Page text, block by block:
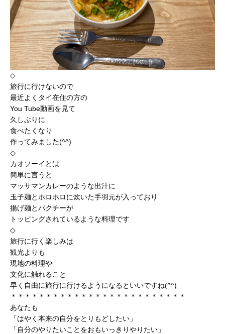
◇
旅行に行けないので
最近よくタイ在住の方の
You Tube動画を見て
久しぶりに
食べたくなり
作ってみました(^^)
◇
カオソーイとは
簡単に言うと
マッサマンカレーのような出汁に
玉子麺とホロホロに炊いた手羽元が入っており
揚げ麺とパクチーが
トッピングされているような料理です
◇
旅行に行く楽しみは
観光よりも
現地の料理や
文化に触れること
早く自由に旅行に行けるようになるといいですね(^^)
＊＊＊＊＊＊＊＊＊＊＊＊＊＊＊＊＊＊＊＊＊＊＊＊＊
あなたも
「はやく本来の自分をとりもどしたい」
「自分のやりたいことをおもいっきりやりたい」